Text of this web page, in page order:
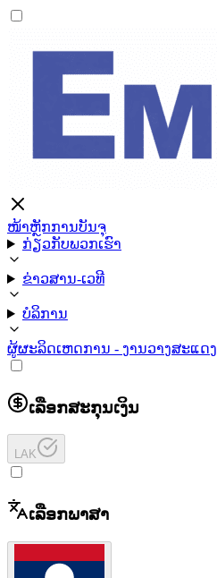
ໜ້າຫຼັກການບັນຈຸ
ກ່ຽວກັບພວກເຮົາ
ຂ່າວສານ-ເວທີ
ບໍລິການ
ຜູ້ຜະລິດເຫດການ - ງານວາງສະແດງ
ເລືອກສະກຸນເງິນ
LAK
ເລືອກພາສາ